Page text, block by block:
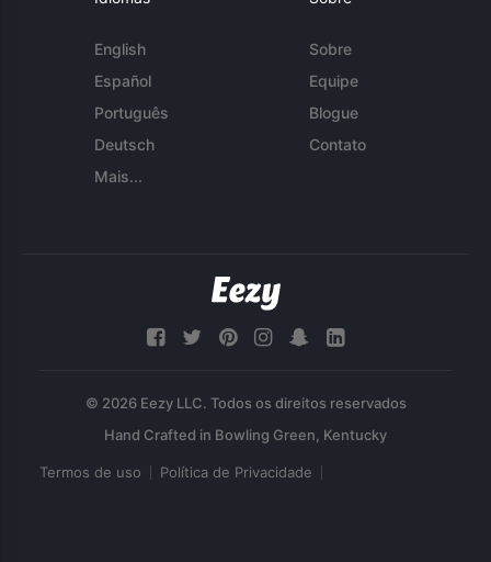
English
Español
Português
Deutsch
Mais...
Sobre
Equipe
Blogue
Contato
© 2026 Eezy LLC. Todos os direitos reservados
Termos de uso Política de Privacidade